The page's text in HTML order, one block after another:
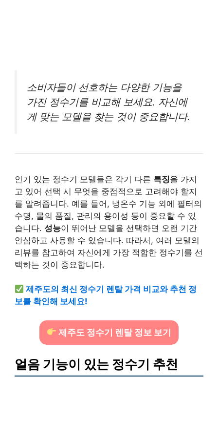
소비자들이 선호하는 다양한 기능을
가진 정수기를 비교해 보세요. 자신에
게 맞는 모델을 찾는 것이 중요합니다.
인기 있는 정수기 모델들은 각기 다른 특징을 가지
고 있어 선택 시 무엇을 중점적으로 고려해야 할지
를 알려줍니다. 예를 들어, 냉온수 기능 외에 필터의
수명, 물의 품질, 관리의 용이성 등이 중요할 수 있
습니다. 성능이 뛰어난 모델을 선택하면 오랜 기간
안심하고 사용할 수 있습니다. 따라서, 여러 모델의
리뷰를 참고하여 자신에게 가장 적합한 정수기를 선
택하는 것이 중요합니다.
제주도의 최신 정수기 렌탈 가격 비교와 추천 정
보를 확인해 보세요!
제주도 정수기 렌탈 정보 보기
얼음 기능이 있는 정수기 추천